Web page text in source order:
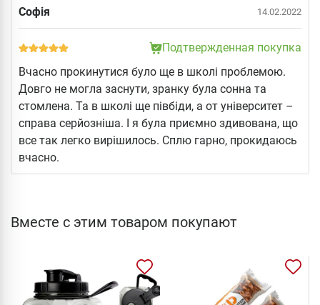
Софія 14.02.2022
Подтвержденная покупка
Вчасно прокинутися було ще в школі проблемою.
Довго не могла заснути, зранку була сонна та
стомлена. Та в школі ще півбіди, а от університет –
справа серйозніша. І я була приємно здивована, що
все так легко вирішилось. Сплю гарно, прокидаюсь
вчасно.
Вместе с этим товаром покупают